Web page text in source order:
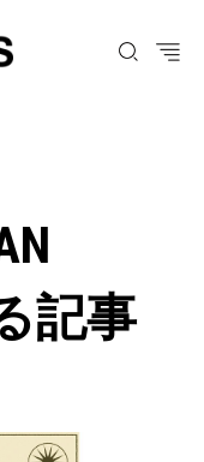
記事